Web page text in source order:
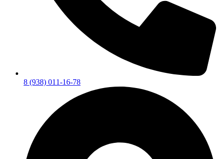
8 (938) 011-16-78